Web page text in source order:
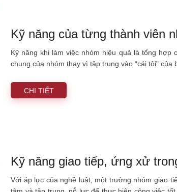
Kỹ năng của từng thành viên
Kỹ năng khi làm việc nhóm hiệu quả là tổng
chung của nhóm thay vì tập trung vào “cái tôi"
CHI TIẾT
Kỹ năng giao tiếp, ứng xử
Với áp lực của nghề luật, một trưởng nhóm giao